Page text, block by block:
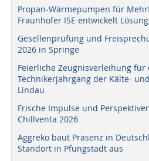
Propan-Wärmepumpen für
Fraunhofer ISE entwickelt
Gesellenprüfung und
2026 in Springe
Feierliche Zeugnisverleihung für
Technikerjahrgang der Kälte-
Lindau
Frische Impulse und
Chillventa 2026
Aggreko baut Präsenz in
Standort in Pfungstadt aus